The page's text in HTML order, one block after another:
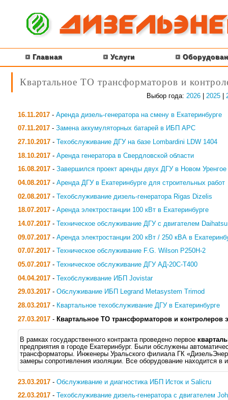
Главная Услуги
Квартальное ТО трансформаторов и
Выбор года: 2026 2025
16.11.2017 - Аренда дизель-генератора на смену в Екатеринбурге
07.11.2017 - Замена аккумуляторных батарей в ИБП APC
27.10.2017 -
Техобслуживание ДГУ на базе Lombardini LDW 1404
18.10.2017 - Аренда генератора в Свердловской области
16.08.2017 - Завершился проект аренды двух ДГУ в Новом Уренгое
04.08.2017 - Аренда ДГУ в Екатеринбурге для строительных работ
02.08.2017 - Техобслуживание дизель-генератора Rigas Dizelis
18.07.2017 - Аренда электростанции 100 кВт в Екатеринбурге
14.07.2017 -
Техническое обслуживание ДГУ с двигателем Daihatsu
09.07.2017 - Аренда электростанции 200 кВт / 250 кВА в
07.07.2017 -
Техническое обслуживание F.G. Wilson P250H-2
05.07.2017 - Техническое обслуживание ДГУ АД-20С-Т400
04.04.2017 - Техобслуживание ИБП Jovistar
29.03.2017 - Обслуживание ИБП Legrand Metasystem Trimod
28.03.2017 - Квартальное техобслуживание ДГУ в Екатеринбурге
27.03.2017 - Квартальное ТО трансформаторов и контролеров
В рамках государственного контракта проведено первое
предприятия в городе Екатеринбург. Были обслужены
трансформаторы. Инженеры Уральского филиала ГК
замеры сопротивления изоляции. Все оборудование находится
23.03.2017 - Обслуживание и диагностика ИБП Исток и Salicru
22.03.2017 -
Техобслуживание дизель-генератора с двигателем